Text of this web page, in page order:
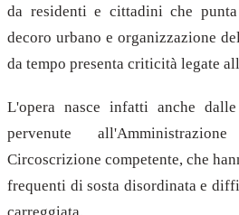
da residenti e cittadini che
decoro urbano e organizzazione
da tempo presenta criticità legate
L'opera nasce infatti anche dalle
pervenute
Circoscrizione competente, che
frequenti di sosta disordinata e
carreggiata.